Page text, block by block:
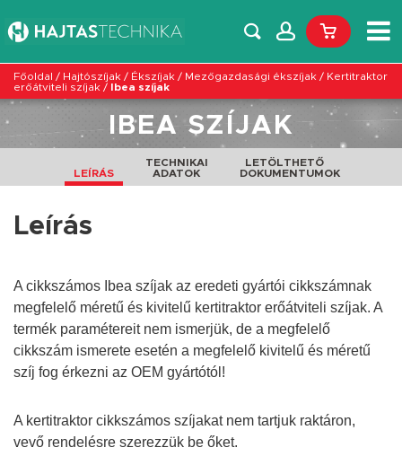
Főoldal / Hajtószíjak / Ékszíjak / Mezőgazdasági ékszíjak / Kertitraktor
erőátviteli szíjak / Ibea szíjak
IBEA SZÍJAK
LEÍRÁS
TECHNIKAI
ADATOK
LETÖLTHETŐ
DOKUMENTUMOK
Leírás
A cikkszámos Ibea szíjak az eredeti gyártói cikkszámnak
megfelelő méretű és kivitelű kertitraktor erőátviteli szíjak. A
termék paramétereit nem ismerjük, de a megfelelő
cikkszám ismerete esetén a megfelelő kivitelű és méretű
szíj fog érkezni az OEM gyártótól!
A kertitraktor cikkszámos szíjakat nem tartjuk raktáron,
vevő rendelésre szerezzük be őket.